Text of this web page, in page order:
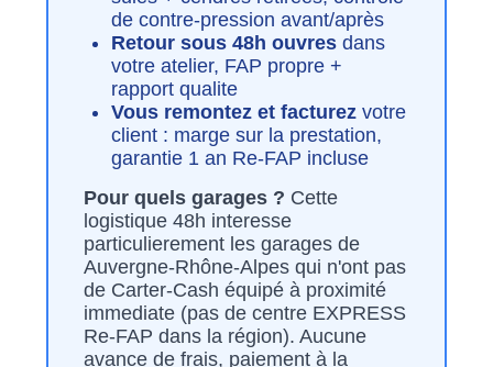
de contre-pression avant/après
Retour sous 48h ouvres dans
votre atelier, FAP propre +
rapport qualite
Vous remontez et facturez votre
client : marge sur la prestation,
garantie 1 an Re-FAP incluse
Pour quels garages ? Cette
logistique 48h interesse
particulierement les garages de
Auvergne-Rhône-Alpes qui n'ont pas
de Carter-Cash équipé à proximité
immediate (pas de centre EXPRESS
Re-FAP dans la région). Aucune
avance de frais, paiement à la